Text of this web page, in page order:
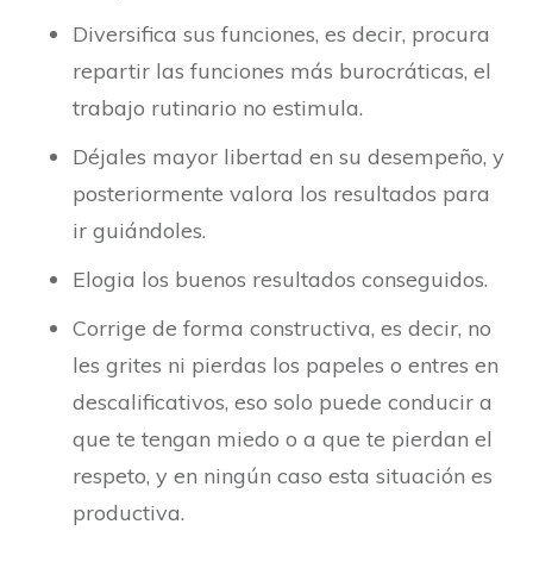
Diversifica sus funciones, es decir, procura
repartir las funciones más burocráticas, el
trabajo rutinario no estimula.
Déjales mayor libertad en su desempeño, y
posteriormente valora los resultados para
ir guiándoles.
Elogia los buenos resultados conseguidos.
Corrige de forma constructiva, es decir, no
les grites ni pierdas los papeles o entres en
descalificativos, eso solo puede conducir a
que te tengan miedo o a que te pierdan el
respeto, y en ningún caso esta situación es
productiva.